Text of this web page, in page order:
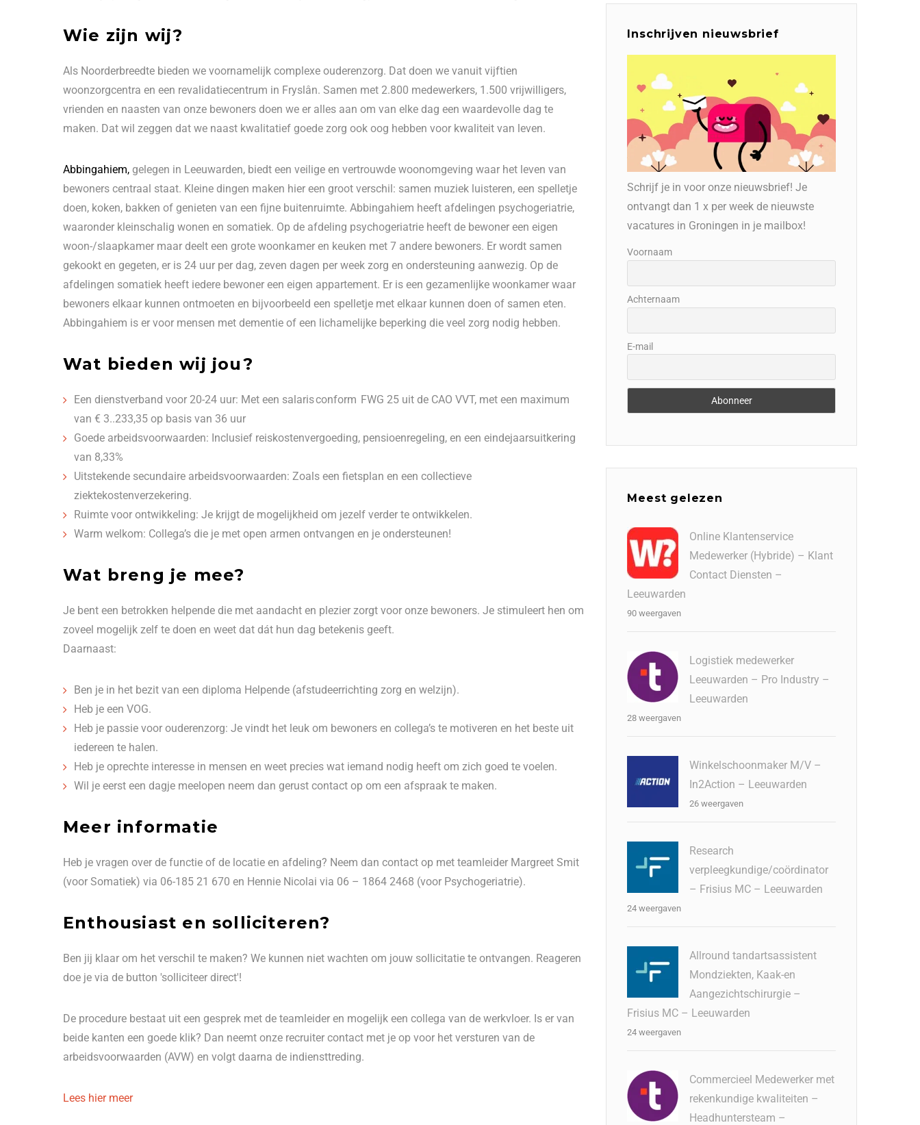
Wie zijn wij?
Als Noorderbreedte bieden we voornamelijk complexe ouderenzorg. Dat doen we vanuit vijftien
woonzorgcentra en een revalidatiecentrum in Fryslân. Samen met 2.800 medewerkers, 1.500 vrijwilligers,
vrienden en naasten van onze bewoners doen we er alles aan om van elke dag een waardevolle dag te
maken. Dat wil zeggen dat we naast kwalitatief goede zorg ook oog hebben voor kwaliteit van leven.
Abbingahiem, gelegen in Leeuwarden, biedt een veilige en vertrouwde woonomgeving waar het leven van
bewoners centraal staat. Kleine dingen maken hier een groot verschil: samen muziek luisteren, een spelletje
doen, koken, bakken of genieten van een fijne buitenruimte. Abbingahiem heeft afdelingen psychogeriatrie,
waaronder kleinschalig wonen en somatiek. Op de afdeling psychogeriatrie heeft de bewoner een eigen
woon-/slaapkamer maar deelt een grote woonkamer en keuken met 7 andere bewoners. Er wordt samen
gekookt en gegeten, er is 24 uur per dag, zeven dagen per week zorg en ondersteuning aanwezig. Op de
afdelingen somatiek heeft iedere bewoner een eigen appartement. Er is een gezamenlijke woonkamer waar
bewoners elkaar kunnen ontmoeten en bijvoorbeeld een spelletje met elkaar kunnen doen of samen eten.
Abbingahiem is er voor mensen met dementie of een lichamelijke beperking die veel zorg nodig hebben.
Wat bieden wij jou?
Een dienstverband voor 20-24 uur: Met een salaris conform FWG 25 uit de CAO VVT, met een maximum
van € 3..233,35 op basis van 36 uur
Goede arbeidsvoorwaarden: Inclusief reiskostenvergoeding, pensioenregeling, en een eindejaarsuitkering
van 8,33%
Uitstekende secundaire arbeidsvoorwaarden: Zoals een fietsplan en een collectieve
ziektekostenverzekering.
Ruimte voor ontwikkeling: Je krijgt de mogelijkheid om jezelf verder te ontwikkelen.
Warm welkom: Collega’s die je met open armen ontvangen en je ondersteunen!
Wat breng je mee?
Je bent een betrokken helpende die met aandacht en plezier zorgt voor onze bewoners. Je stimuleert hen om
zoveel mogelijk zelf te doen en weet dat dát hun dag betekenis geeft.
Daarnaast:
Ben je in het bezit van een diploma Helpende (afstudeerrichting zorg en welzijn).
Heb je een VOG.
Heb je passie voor ouderenzorg: Je vindt het leuk om bewoners en collega’s te motiveren en het beste uit
iedereen te halen.
Heb je oprechte interesse in mensen en weet precies wat iemand nodig heeft om zich goed te voelen.
Wil je eerst een dagje meelopen neem dan gerust contact op om een afspraak te maken.
Meer informatie
Heb je vragen over de functie of de locatie en afdeling? Neem dan contact op met teamleider Margreet Smit
(voor Somatiek) via 06-185 21 670 en Hennie Nicolai via 06 – 1864 2468 (voor Psychogeriatrie).
Enthousiast en solliciteren?
Ben jij klaar om het verschil te maken? We kunnen niet wachten om jouw sollicitatie te ontvangen. Reageren
doe je via de button 'solliciteer direct'!
De procedure bestaat uit een gesprek met de teamleider en mogelijk een collega van de werkvloer. Is er van
beide kanten een goede klik? Dan neemt onze recruiter contact met je op voor het versturen van de
arbeidsvoorwaarden (AVW) en volgt daarna de indiensttreding.
Lees hier meer
Inschrijven nieuwsbrief
Schrijf je in voor onze nieuwsbrief! Je
ontvangt dan 1 x per week de nieuwste
vacatures in Groningen in je mailbox!
Voornaam
Achternaam
E-mail
Meest gelezen
Online Klantenservice
Medewerker (Hybride) – Klant
Contact Diensten –
Leeuwarden
90 weergaven
Logistiek medewerker
Leeuwarden – Pro Industry –
Leeuwarden
28 weergaven
Winkelschoonmaker M/V –
In2Action – Leeuwarden
26 weergaven
Research
verpleegkundige/coördinator
– Frisius MC – Leeuwarden
24 weergaven
Allround tandartsassistent
Mondziekten, Kaak-en
Aangezichtschirurgie –
Frisius MC – Leeuwarden
24 weergaven
Commercieel Medewerker met
rekenkundige kwaliteiten –
Headhuntersteam –